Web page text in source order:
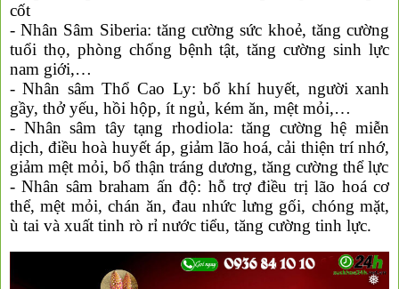
cốt
- Nhân Sâm Siberia: tăng cường sức khoẻ, tăng cường
tuổi thọ, phòng chống bệnh tật, tăng cường sinh lực
nam giới,…
- Nhân sâm Thổ Cao Ly: bổ khí huyết, người xanh
gầy, thở yếu, hồi hộp, ít ngủ, kém ăn, mệt mỏi,…
- Nhân sâm tây tạng rhodiola: tăng cường hệ miễn
dịch, điều hoà huyết áp, giảm lão hoá, cải thiện trí nhớ,
giảm mệt mỏi, bổ thận tráng dương, tăng cường thể lực
- Nhân sâm braham ấn độ: hỗ trợ điều trị lão hoá cơ
thể, mệt mỏi, chán ăn, đau nhức lưng gối, chóng mặt,
ù tai và xuất tinh rò rỉ nước tiểu, tăng cường tinh lực.